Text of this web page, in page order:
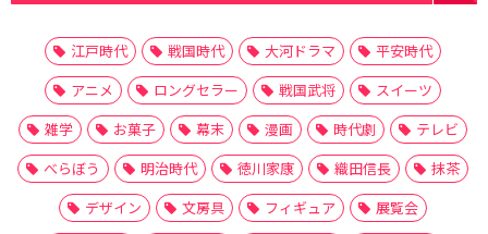
江戸時代 戦国時代 大河ドラマ
平安時代
アニメ
ロングセラー 戦国武将
スイーツ
雑学
お菓子 幕末 漫画 時代劇
テレビ
べらぼう
明治時代 徳川家康 織田信長
抹茶
デザイン
文房具 フィギュア
展覧会